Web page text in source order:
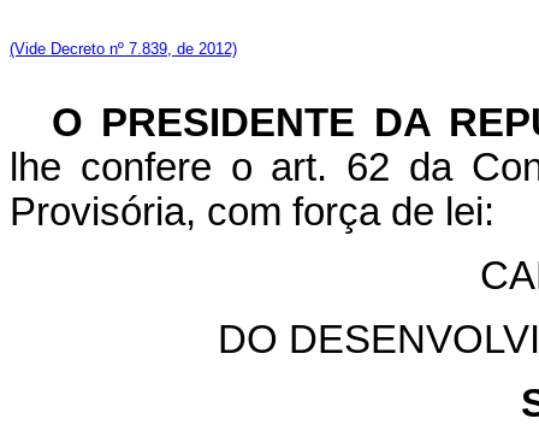
(Vide Decreto nº 7.839, de 2012)
O PRESIDENTE DA
lhe confere o art. 62 da
Provisória, com força de lei:
DO